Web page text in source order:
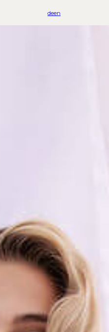
deen